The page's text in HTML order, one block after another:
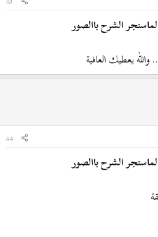
الشرح باالصور
يعطيك العافية
#4
الشرح باالصور